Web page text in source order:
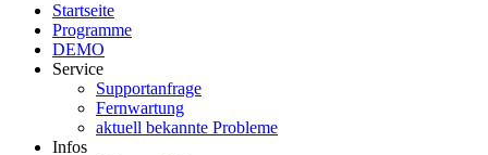
Startseite
Programme
DEMO
Service
Supportanfrage
Fernwartung
aktuell bekannte Probleme
Infos